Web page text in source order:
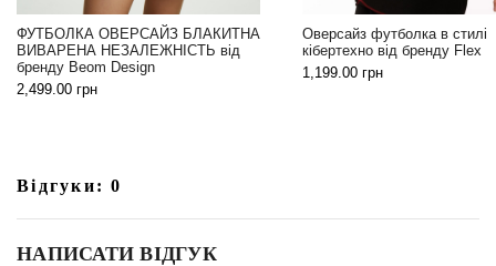
БЛАКИТНА
від
Design
Оверсайз футболка в стилі
кібертехно від бренду Flex
Відгуки: 0
НАПИСАТИ ВІДГУК